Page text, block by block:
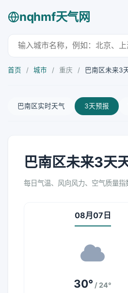
nqhmf天气网
首页 / 城市 / 重庆 / 巴南区未来3
巴南区实时天气 3天预报
巴南区未来3天
每日气温、风向风力、空气质量
08月07日
30° / 24°